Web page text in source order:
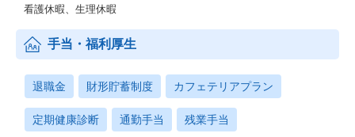
・研修
∟独自で用意している、研修
∟日立グループが用意している研修
日立アカデミーという会社があり研修を専門にしている会
社、グループ社員は受けられる
デジタル研修やビジネス面での研修1000～2000程度研修があ
看護休暇、生理休暇
手当・福利厚生
退職金 財形貯蓄制度 カフェテリアプラン
定期健康診断 通勤手当 残業手当